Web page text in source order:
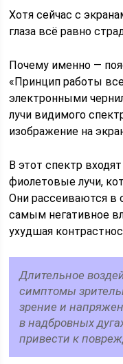
Хотя сейчас с
глаза всё равно
Почему именно —
«Принцип работы
электронными
лучи видимого
изображение на
В этот спектр
фиолетовые лучи,
Они рассеиваются в
самым негативное
ухудшая
Длительное
симптомы
зрение и
в надбровных
привести к